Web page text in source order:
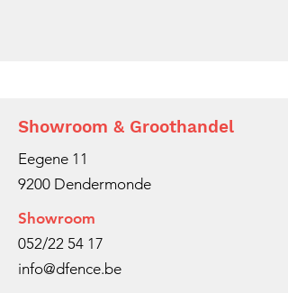
Showroom & Groothandel
Eegene 11
9200 Dendermonde
Showroom
052/22 54 17
info@dfence.be